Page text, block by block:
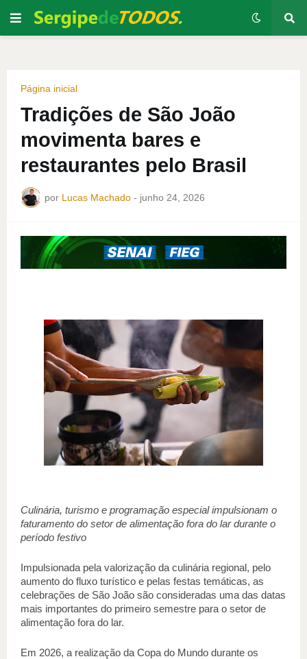
Página inicial
Tradições de São João
movimenta bares e
restaurantes pelo Brasil
por Lucas Machado - junho 24, 2026
Culinária, turismo e programação especial impulsionam o
faturamento do setor de alimentação fora do lar durante o
período festivo
Impulsionada pela valorização da culinária regional, pelo
aumento do fluxo turístico e pelas festas temáticas, as
celebrações de São João são consideradas uma das datas
mais importantes do primeiro semestre para o setor de
alimentação fora do lar.
Em 2026, a realização da Copa do Mundo durante os